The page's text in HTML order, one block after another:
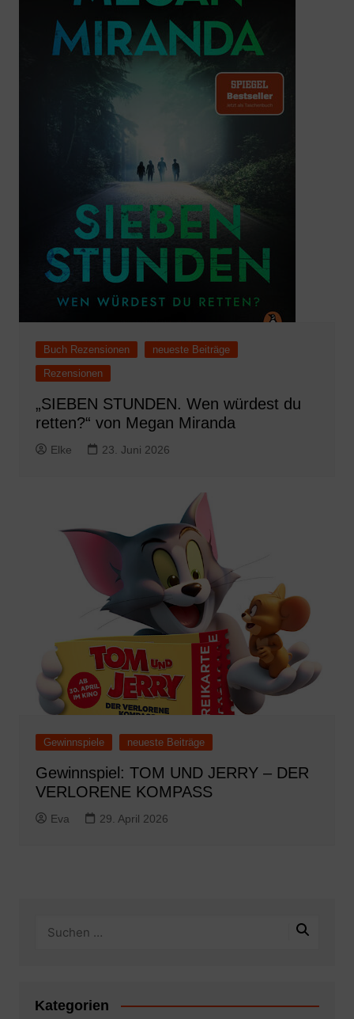
Buch Rezensionen
neueste Beiträge
Rezensionen
„SIEBEN STUNDEN. Wen würdest du
retten?“ von Megan Miranda
Elke 23. Juni 2026
Gewinnspiele neueste Beiträge
Gewinnspiel: TOM UND JERRY – DER
VERLORENE KOMPASS
Eva 29. April 2026
Kategorien